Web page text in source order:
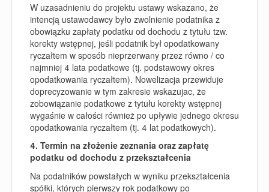
W uzasadnieniu do projektu ustawy wskazano, że
intencją ustawodawcy było zwolnienie podatnika z
obowiązku zapłaty podatku od dochodu z tytułu tzw.
korekty wstępnej, jeśli podatnik był opodatkowany
ryczałtem w sposób nieprzerwany przez równo / co
najmniej 4 lata podatkowe (tj. podstawowy okres
opodatkowania ryczałtem). Nowelizacja przewiduje
doprecyzowanie w tym zakresie wskazujac, że
zobowiązanie podatkowe z tytułu korekty wstępnej
wygaśnie w całości również po upływie jednego okresu
opodatkowania ryczałtem (tj. 4 lat podatkowych).
4. Termin na złożenie zeznania oraz zapłatę
podatku od dochodu z przekształcenia
Na podatników powstałych w wyniku przekształcenia
spółki, których pierwszy rok podatkowy po